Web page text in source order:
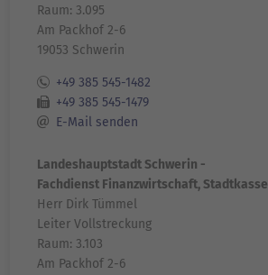
Raum: 3.095
Am Packhof 2-6
19053 Schwerin
+49 385 545-1482
+49 385 545-1479
E-Mail senden
Landeshauptstadt Schwerin -
Fachdienst Finanzwirtschaft, Stadtkasse
Herr Dirk Tümmel
Leiter Vollstreckung
Raum: 3.103
Am Packhof 2-6